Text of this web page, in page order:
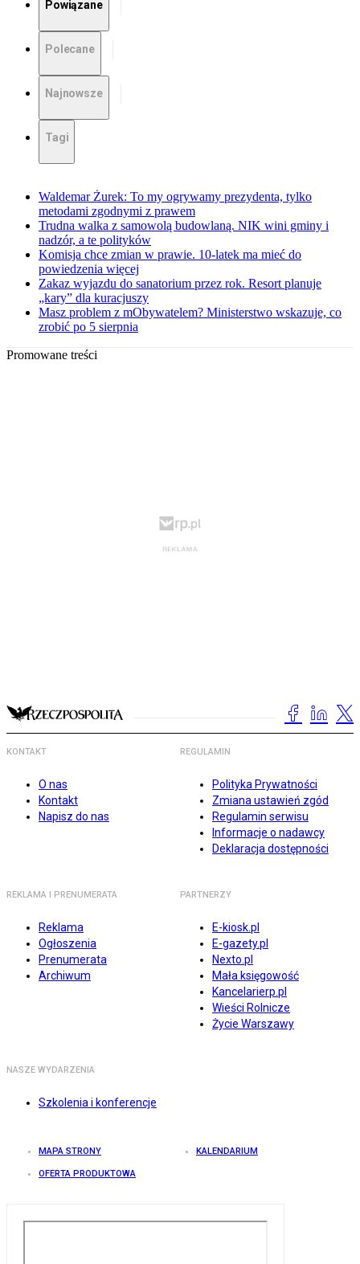
Powiązane
Polecane
Najnowsze
Tagi
Waldemar Żurek: To my ogrywamy prezydenta, tylko
metodami zgodnymi z prawem
Trudna walka z samowolą budowlaną. NIK wini gminy i
nadzór, a te polityków
Komisja chce zmian w prawie. 10-latek ma mieć do
powiedzenia więcej
Zakaz wyjazdu do sanatorium przez rok. Resort planuje
„kary” dla kuracjuszy
Masz problem z mObywatelem? Ministerstwo wskazuje, co
zrobić po 5 sierpnia
Promowane treści
KONTAKT
O nas
Kontakt
Napisz do nas
REGULAMIN
Polityka Prywatności
Zmiana ustawień zgód
Regulamin serwisu
Informacje o nadawcy
Deklaracja dostępności
REKLAMA I PRENUMERATA
Reklama
Ogłoszenia
Prenumerata
Archiwum
PARTNERZY
E-kiosk.pl
E-gazety.pl
Nexto.pl
Mała księgowość
Kancelarierp.pl
Wieści Rolnicze
Życie Warszawy
NASZE WYDARZENIA
Szkolenia i konferencje
MAPA STRONY KALENDARIUM
OFERTA PRODUKTOWA